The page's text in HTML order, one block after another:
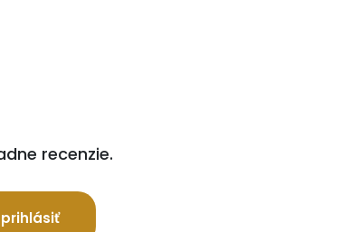
recenzie.